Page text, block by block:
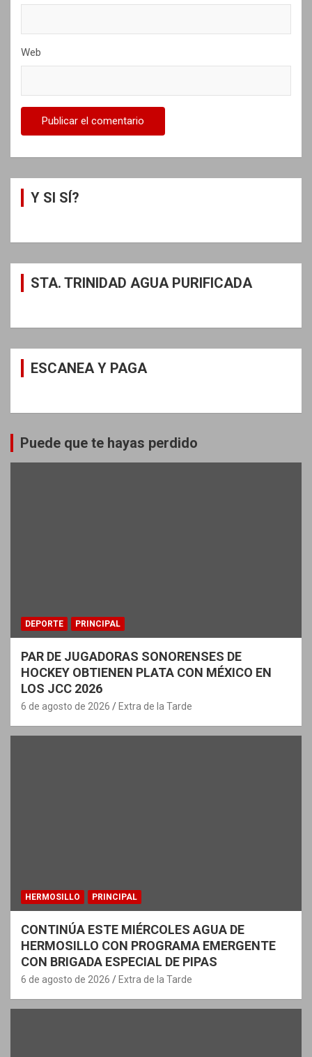
Web
Y SI SÍ?
STA. TRINIDAD AGUA PURIFICADA
ESCANEA Y PAGA
Puede que te hayas perdido
DEPORTE PRINCIPAL
PAR DE JUGADORAS SONORENSES DE
HOCKEY OBTIENEN PLATA CON MÉXICO EN
LOS JCC 2026
6 de agosto de 2026 Extra de la Tarde
HERMOSILLO PRINCIPAL
CONTINÚA ESTE MIÉRCOLES AGUA DE
HERMOSILLO CON PROGRAMA EMERGENTE
CON BRIGADA ESPECIAL DE PIPAS
6 de agosto de 2026 Extra de la Tarde